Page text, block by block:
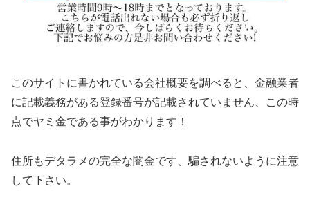
このサイトに書かれている会社概要を調べると、金融業者
に記載義務がある登録番号が記載されていません、この時
点でヤミ金である事がわかります！
住所もデタラメの完全な闇金です、騙されないように注意
して下さい。